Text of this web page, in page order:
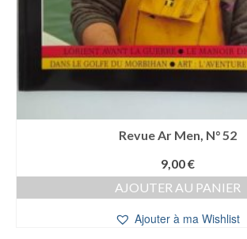
Revue Ar Men, N° 52
9,00€
AJOUTER AU PANIER
Ajouter à ma Wishlist